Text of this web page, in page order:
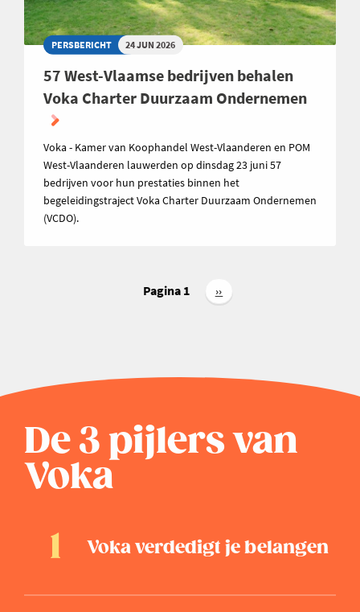
PERSBERICHT 24 JUN 2026
57 West-Vlaamse bedrijven behalen
Voka Charter Duurzaam Ondernemen
Voka - Kamer van Koophandel West-Vlaanderen en POM
West-Vlaanderen lauwerden op dinsdag 23 juni 57
bedrijven voor hun prestaties binnen het
begeleidingstraject Voka Charter Duurzaam Ondernemen
(VCDO).
Pagina 1
Volgende
pagina
››
De 3 pijlers van
Voka
Voka verdedigt je belangen